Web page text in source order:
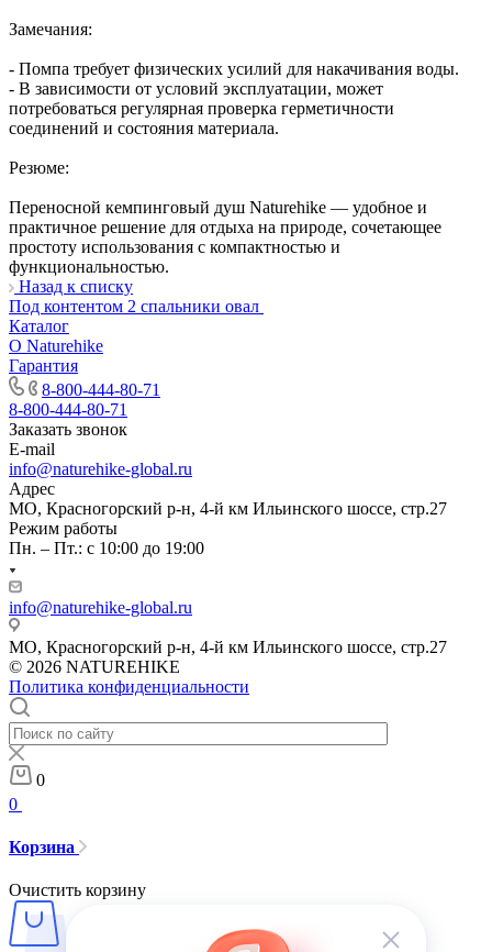
Замечания:
- Помпа требует физических усилий для накачивания воды.
- В зависимости от условий эксплуатации, может
потребоваться регулярная проверка герметичности
соединений и состояния материала.
Резюме:
Переносной кемпинговый душ Naturehike — удобное и
практичное решение для отдыха на природе, сочетающее
простоту использования с компактностью и
функциональностью.
Назад к списку
Под контентом 2 спальники овал
Каталог
О Naturehike
Гарантия
8-800-444-80-71
8-800-444-80-71
Заказать звонок
E-mail
info@naturehike-global.ru
Адрес
МО, Красногорский р-н, 4-й км Ильинского шоссе, стр.27
Режим работы
Пн. – Пт.: с 10:00 до 19:00
info@naturehike-global.ru
МО, Красногорский р-н, 4-й км Ильинского шоссе, стр.27
© 2026 NATUREHIKE
Политика конфиденциальности
0
0
Корзина
Очистить корзину